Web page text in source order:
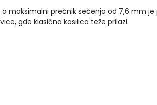
maksimalni prečnik sečenja od 7,6 mm
gde klasična kosilica teže prilazi.